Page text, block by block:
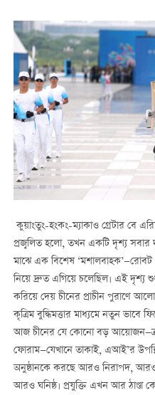
কুয়াংতুং-হংকং-ম্যাকাও গ্রেটার বে
প্রজ্বলিত হলো, তখন একটি দৃশ্য সবার
মাঝে এক বিশেষ ‘মশালবাহক’—রোবট
নিয়ে দ্রুত এগিয়ে চলেছিল। এই দৃশ্য
করিয়ে দেয় চীনের প্রাচীন পুরাণে
কৃত্রিম বুদ্ধিমত্তার মাধ্যমে নতুন ভাবে
আজ চীনের যে কোনো বড়
ফোরাম—যেখানে তাকাই, এআই’র
অনুষ্ঠানকে করছে আরও নিরাপদ, আরও
আরও ঘনিষ্ঠ। প্রযুক্তি এখন আর